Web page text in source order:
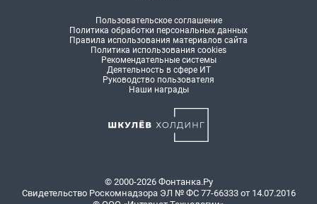
Пользовательское соглашение
Политика обработки персональных данных
Правила использования материалов сайта
Политика использования cookies
Рекомендательные системы
Деятельность в сфере ИТ
Руководство пользователя
Наши награды
© 2000-2026 Фонтанка.Ру
Свидетельство Роскомнадзора ЭЛ № ФС 77-66333 от 14.07.2016